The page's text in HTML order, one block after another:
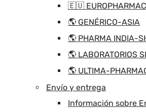
🇪🇺
🌎 GENÉRICO-ASIA
🌎 PHARMA INDIA-
🌎 LABORATORIOS
🌎 ULTIMA-
Envío y entrega
Información sobre